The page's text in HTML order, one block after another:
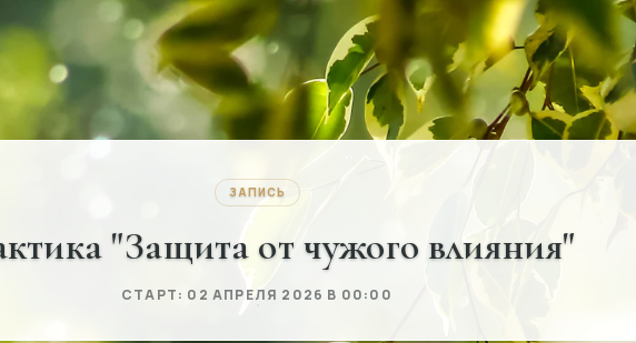
ЗАПИСЬ
"Защита от чужого влияния"
СТАРТ: 02 АПРЕЛЯ 2026 В 00:00